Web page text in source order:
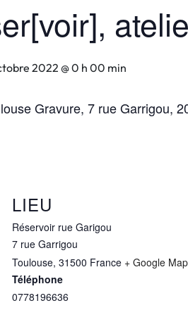
2022 @ 0 h 00 min
Gravure, 7 rue Garrigou,
LIEU
Réservoir rue Garigou
7 rue Garrigou
Toulouse, 31500 France + Google Map
Téléphone
0778196636